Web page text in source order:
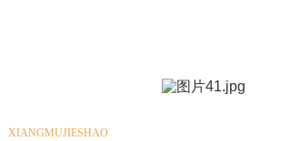
XIANGMUJIESHAO